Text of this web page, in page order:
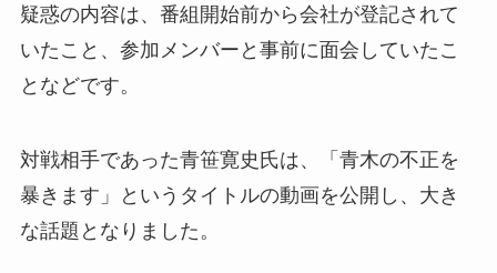
疑惑の内容は、番組開始前から会社が登記されて
いたこと、参加メンバーと事前に面会していたこ
となどです。
対戦相手であった青笹寛史氏は、「青木の不正を
暴きます」というタイトルの動画を公開し、大き
な話題となりました。